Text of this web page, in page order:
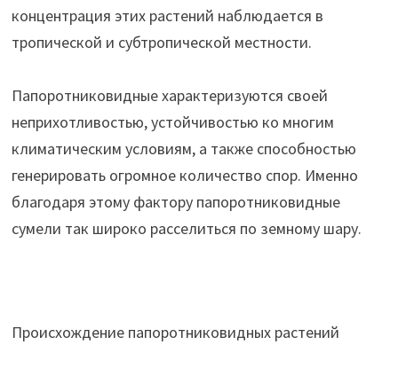
концентрация этих растений наблюдается в
тропической и субтропической местности.
Папоротниковидные характеризуются своей
неприхотливостью, устойчивостью ко многим
климатическим условиям, а также способностью
генерировать огромное количество спор. Именно
благодаря этому фактору папоротниковидные
сумели так широко расселиться по земному шару.
Происхождение папоротниковидных растений